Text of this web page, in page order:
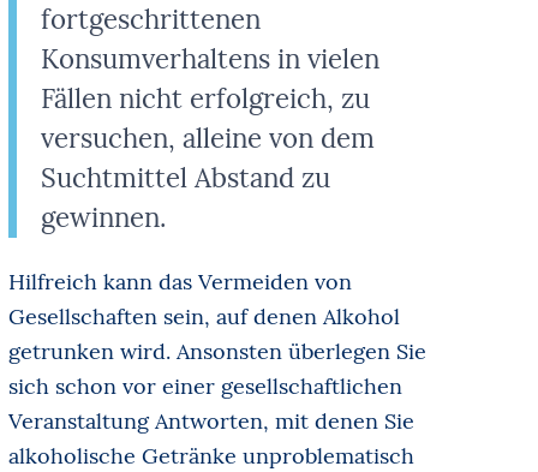
fortgeschrittenen
Konsumverhaltens in vielen
Fällen nicht erfolgreich, zu
versuchen, alleine von dem
Suchtmittel Abstand zu
gewinnen.
Hilfreich kann das Vermeiden von
Gesellschaften sein, auf denen Alkohol
getrunken wird. Ansonsten überlegen Sie
sich schon vor einer gesellschaftlichen
Veranstaltung Antworten, mit denen Sie
alkoholische Getränke unproblematisch